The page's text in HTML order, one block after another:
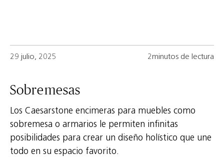
Sobremesas
Los Caesarstone encimeras para muebles como
sobremesa o armarios le permiten infinitas
posibilidades para crear un diseño holístico que une
todo en su espacio favorito.
29 julio, 2025 2minutos de lectura